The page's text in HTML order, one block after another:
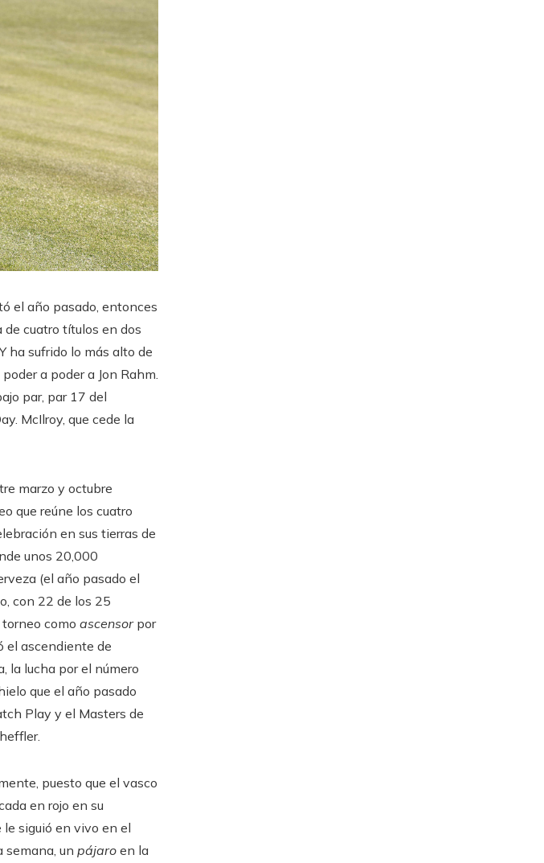
el año pasado, entonces
de cuatro títulos en dos
ha sufrido lo más alto de
a poder a Jon Rahm.
par, par 17 del
McIlroy, que cede la
marzo y octubre
que reúne los cuatro
en sus tierras de
unos 20,000
(el año pasado el
con 22 de los 25
como ascensor por
el ascendiente de
la lucha por el número
que el año pasado
Play y el Masters de
puesto que el vasco
en rojo en su
le siguió en vivo en el
semana, un pájaro en la